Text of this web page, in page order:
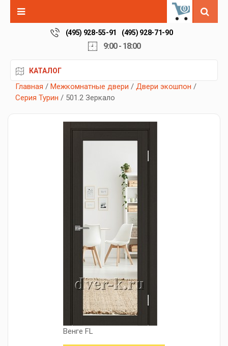
0
(495) 928-55-91 (495) 928-71-90
9:00 - 18:00
КАТАЛОГ
Главная / Межкомнатные двери / Двери экошпон /
Серия Турин / 501.2 Зеркало
Венге FL